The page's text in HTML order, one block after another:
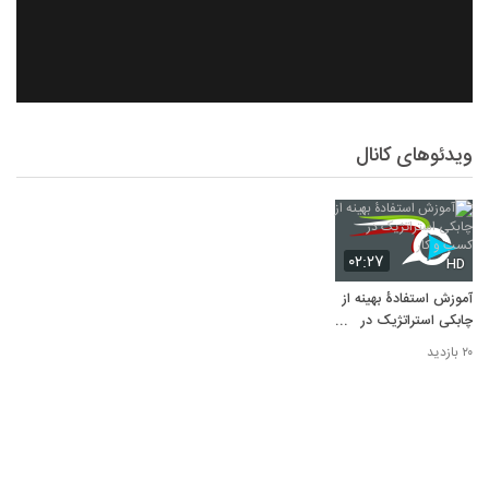
ویدئوهای کانال
۰۲:۲۷ HD
آموزش استفادۀ بهینه از
چابکی استراتژیک در
کسب و کار۲۰ بازدید